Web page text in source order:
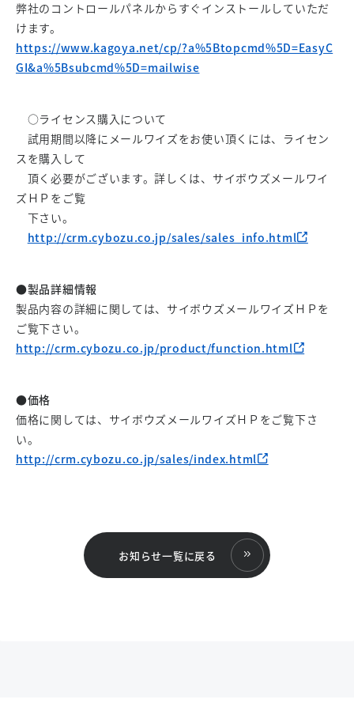
弊社のコントロールパネルからすぐインストールしていただ
けます。
https://www.kagoya.net/cp/?a%5Btopcmd%5D=EasyC
GI&a%5Bsubcmd%5D=mailwise
○ライセンス購入について
試用期間以降にメールワイズをお使い頂くには、ライセン
スを購入して
頂く必要がございます。詳しくは、サイボウズメールワイ
ズＨＰをご覧
下さい。
http://crm.cybozu.co.jp/sales/sales_info.html
●製品詳細情報
製品内容の詳細に関しては、サイボウズメールワイズＨＰを
ご覧下さい。
http://crm.cybozu.co.jp/product/function.html
●価格
価格に関しては、サイボウズメールワイズＨＰをご覧下さ
い。
http://crm.cybozu.co.jp/sales/index.html
お知らせ一覧に戻る